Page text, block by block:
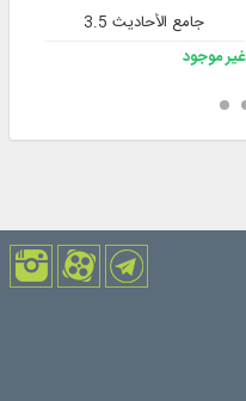
جامع الأحاديث 3.5
غير موجود